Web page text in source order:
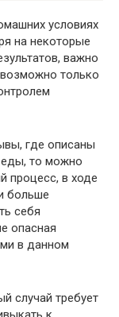
условиях
на некоторые
важно
только
где описаны
еды, то можно
процесс, в ходе
больше
себя
опасная
в данном
случай требует